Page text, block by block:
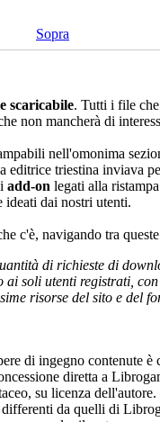
Sopra
scaricabile. Tutti i file
non mancherà di
nell'omonima
editrice triestina inviava
add-on legati alla
dai nostri utenti.
c'è, navigando tra
di richieste di
ai soli utenti registrati,
risorse del sito e
di ingegno contenute
diretta a
su licenza
da quelli di